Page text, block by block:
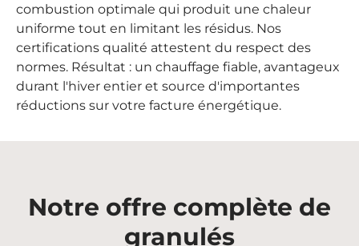
combustion optimale qui produit une chaleur
uniforme tout en limitant les résidus. Nos
certifications qualité attestent du respect des
normes. Résultat : un chauffage fiable, avantageux
durant l'hiver entier et source d'importantes
réductions sur votre facture énergétique.
Notre offre complète de
granulés